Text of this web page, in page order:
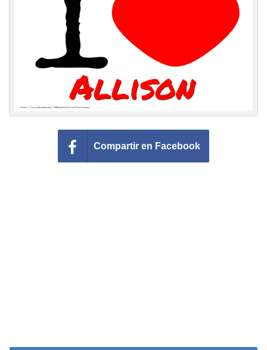
Felicitaciones días del año
Felicitaciones musicales
Compartir en Facebook